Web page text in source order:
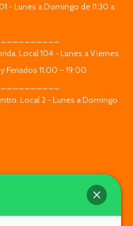
- Lunes a Domingo de 11:30 a
Local 104 - Lunes a Viernes
11:00 – 19:00
Local 2 - Lunes a Domingo